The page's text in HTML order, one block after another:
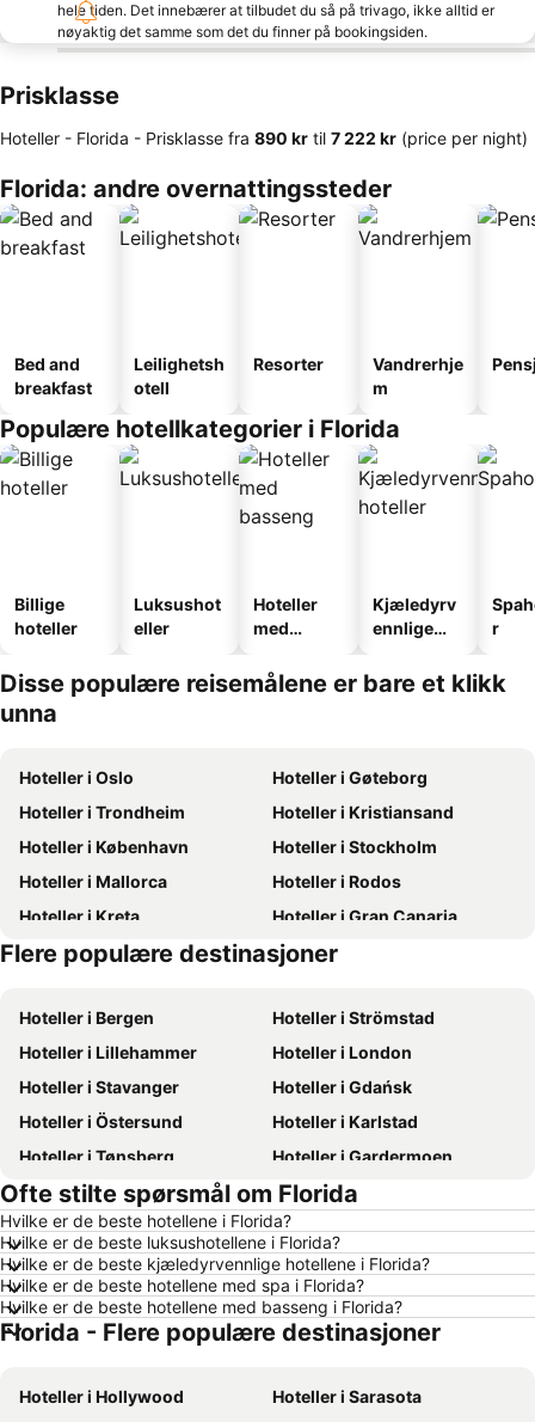
hele tiden. Det innebærer at tilbudet du så på trivago, ikke alltid er
nøyaktig det samme som det du finner på bookingsiden.
Prisklasse
Hoteller - Florida - Prisklasse fra ‎890 kr til ‎7 222 kr (price per night)
Florida: andre overnattingssteder
Bed and
breakfast
Leilighetsh
otell
Resorter
Vandrerhje
m
Populære hotellkategorier i Florida
Billige
hoteller
Luksushot
eller
Hoteller
med
Kjæledyrv
ennlige
r
Disse populære reisemålene er bare et klikk
unna
Hoteller i Oslo
Hoteller i Gøteborg
Hoteller i Trondheim
Hoteller i Kristiansand
Hoteller i København
Hoteller i Stockholm
Hoteller i Mallorca
Hoteller i Rodos
Hoteller i Kreta
Hoteller i Gran Canaria
Hoteller i Sverige
Hoteller i Norge
Flere populære destinasjoner
Hoteller i Bergen
Hoteller i Strömstad
Hoteller i Lillehammer
Hoteller i London
Hoteller i Stavanger
Hoteller i Gdańsk
Hoteller i Östersund
Hoteller i Karlstad
Hoteller i Tønsberg
Hoteller i Gardermoen
Hoteller i Hamar
Hoteller i Bodø
Hoteller i Geilo
Hoteller i Arendal
Hoteller i Ålesund
Hoteller i Fredrikstad
Hoteller i Sandefjord
Hoteller i Aalborg
Hoteller i Roma
Hoteller i Hellas
Hoteller i Västra Götalands län
Hoteller i Sørlandet
Ofte stilte spørsmål om Florida
Hvilke er de beste hotellene i Florida?
Hvilke er de beste luksushotellene i Florida?
Hvilke er de beste kjæledyrvennlige hotellene i Florida?
Hvilke er de beste hotellene med spa i Florida?
Hvilke er de beste hotellene med basseng i Florida?
Florida - Flere populære destinasjoner
Hoteller i Hollywood
Hoteller i Sarasota